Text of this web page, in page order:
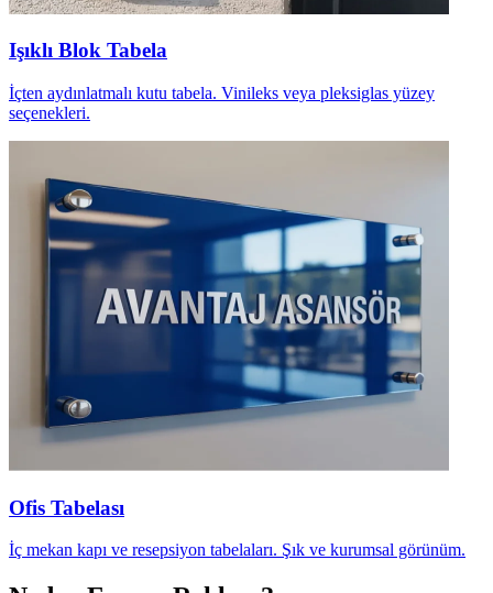
Işıklı Blok Tabela
İçten aydınlatmalı kutu tabela. Vinileks veya pleksiglas yüzey
seçenekleri.
Ofis Tabelası
İç mekan kapı ve resepsiyon tabelaları. Şık ve kurumsal görünüm.